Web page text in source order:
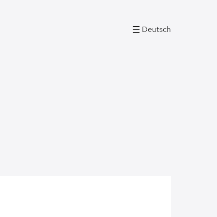
Deutsch